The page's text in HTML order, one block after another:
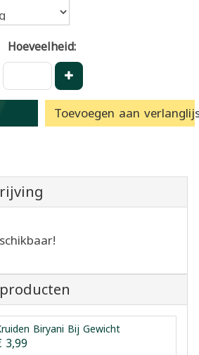
Hoeveelheid:
Toevoegen aan
Biryani Bij Gewicht
3,99